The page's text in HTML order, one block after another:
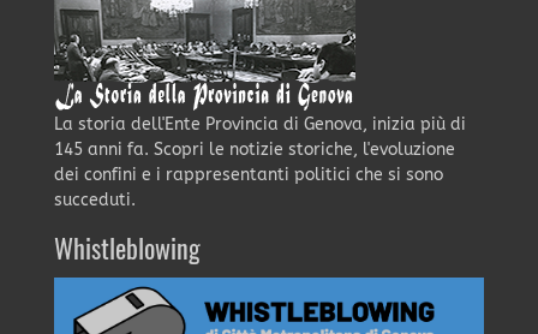
La storia dell'Ente Provincia di Genova, inizia più di
145 anni fa. Scopri le notizie storiche, l'evoluzione
dei confini e i rappresentanti politici che si sono
succeduti.
Whistleblowing